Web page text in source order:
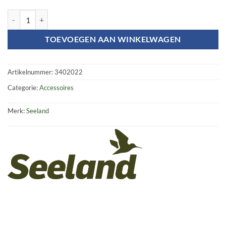
TOEVOEGEN AAN WINKELWAGEN
Artikelnummer:3402022
Categorie:Accessoires
Merk:Seeland